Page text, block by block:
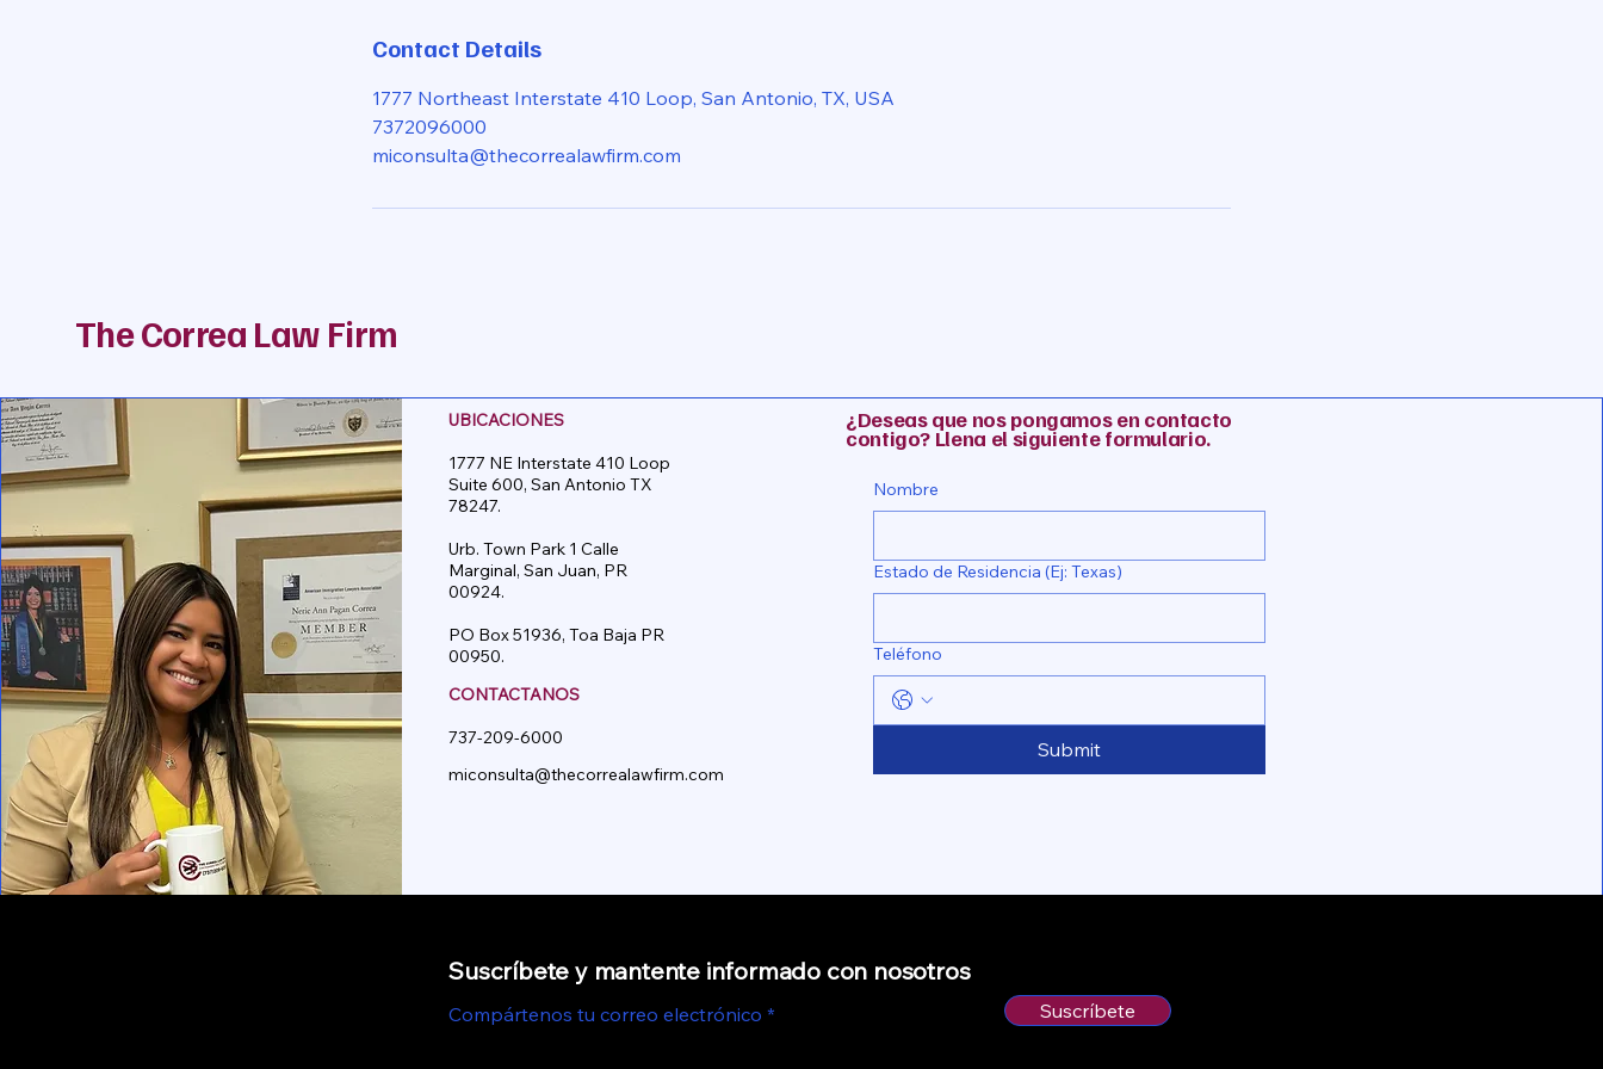
Contact Details
1777 Northeast Interstate 410 Loop, San Antonio, TX, USA
7372096000
miconsulta@thecorrealawfirm.com
The Correa Law Firm
UBICACIONES
1777 NE Interstate 410 Loop
Suite 600, San Antonio TX
78247.
Urb. Town Park 1 Calle
Marginal, San Juan, PR
00924.
PO Box 51936, Toa Baja PR
00950.
CONTACTANOS
737-209-6000
miconsulta@thecorrealawfirm.com
¿Deseas que nos pongamos en contacto
contigo? Llena el siguiente formulario.
Nombre
Estado de Residencia (Ej: Texas)
Teléfono
Submit
Suscríbete y mantente informado con nosotros
Compártenos tu correo electrónico Suscríbete